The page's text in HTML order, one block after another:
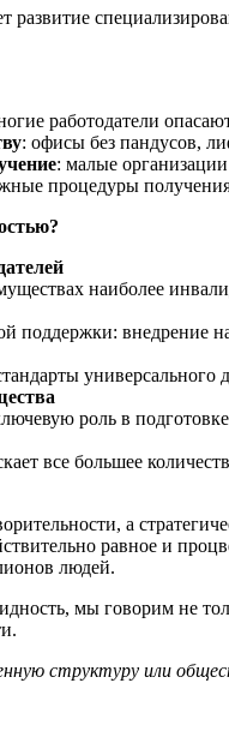
развитие
работодатели
: офисы без пандусов,
: малые
процедуры
наиболее
поддержки:
универсального
роль в
все большее
а
равное и
людей.
мы говорим не
структуру или